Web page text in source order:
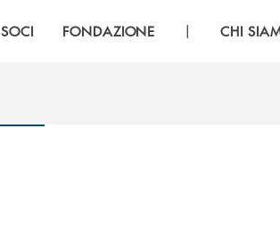
SOCI FONDAZIONE | CHI